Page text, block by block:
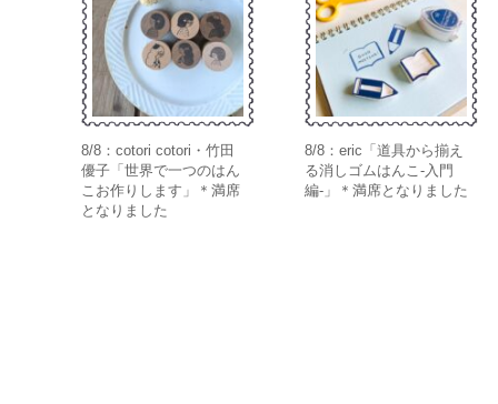
8/8：cotori cotori・竹田
優子「世界で一つのはん
こお作りします」＊満席
となりました
8/8：eric「道具から揃え
る消しゴムはんこ-入門
編-」＊満席となりました